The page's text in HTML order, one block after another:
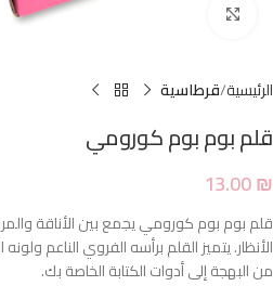
الرئيسية قرطاسية
قلم بوم بوم كورومي
13.00₪
قلم بوم بوم كورومي يجمع بين الأناقة
الأنظار. يتميز القلم برأسه الفروي الناعم
من البهجة إلى أدوات الكتابة الخاصة بك.